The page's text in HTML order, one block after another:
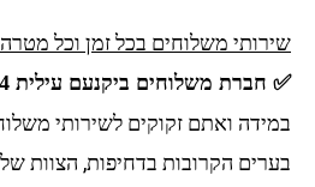
שירותי משלוחים בכל זמן וכל
✅ חברת משלוחים ביקנעם עילית 24 שעות ביממה
במידה ואתם זקוקים לשירותי